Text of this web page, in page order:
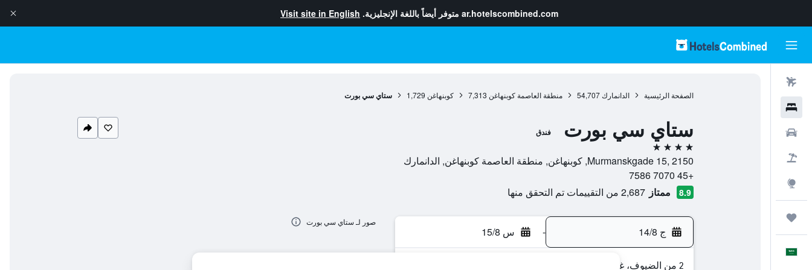
ar.hotelscombined.com متوفر أيضاً باللغة الإنجليزية. Visit site in English
الصفحة الرئيسية الدانمارك 54,707 منطقة العاصمة كوبنهاغن 7,313 كوبنهاغن 1,729 ستاي سي بورت
ستاي سي بورت فندق
4 نجوم
Murmanskgade 15, 2150, كوبنهاغن, منطقة العاصمة كوبنهاغن, الدانمارك
+45 7070 7586
8.9 ممتاز 2,687 من التقييمات تم التحقق منها
ج 14/8 - س 15/8
2 من الضيوف، غرفة واحدة
صور لـ ستاي سي بورت